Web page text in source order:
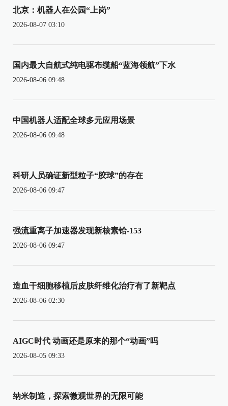
北京：机器人在公园“上岗”
2026-08-07 03:10
国内最大自航式纯电驱布缆船“蓝海领航”下水
2026-08-06 09:48
中国机器人适配全球多元应用场景
2026-08-06 09:48
科研人员确证新型粒子“胶球”的存在
2026-08-06 09:47
强流重离子加速器发现新核素铪-153
2026-08-06 09:47
造血干细胞移植后皮肤纤维化治疗有了新靶点
2026-08-06 02:30
AIGC时代 动画还是原来的那个“动画”吗
2026-08-05 09:33
纳米制造，探索微观世界的无限可能